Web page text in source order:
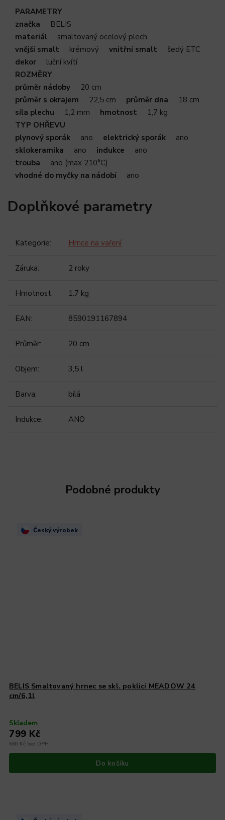
PARAMETRY
značka
BELIS
materiál
smaltovaný ocelový plech
vnější smalt
krémový vnitřní smalt
šedý ETC
dekor
luční kvítí
ROZMĚRY
průměr nádoby
20 cm
průměr s okrajem
22,5 cm průměr dna
18 cm
síla plechu
1,2 mm hmotnost
1,7 kg
TYP OHŘEVU
plynový sporák
ano elektrický sporák
ano
sklokeramika
ano indukce
ano
trouba
ano (max 210°C)
vhodné do myčky na nádobí
ano
Doplňkové parametry
Kategorie: Hrnce na vaření
Záruka: 2 roky
Hmotnost: 1.7 kg
EAN: 8590191167894
Průměr: 20 cm
Objem: 3,5 l
Barva: bílá
Indukce: ANO
Podobné produkty
Český výrobek
BELIS Smaltovaný hrnec se skl. poklicí MEADOW 24
cm/6,1l
Skladem
660 Kč bez DPH
799 Kč
Do košíku